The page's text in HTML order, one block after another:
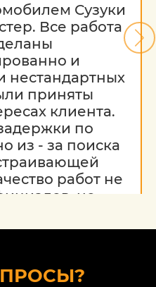
Сузуки
Все работа
и
нестандартных
приняты
клиента.
по
из - за поиска
работ не
но
на дальнейшее